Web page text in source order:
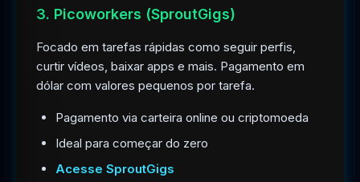
3. Picoworkers (SproutGigs)
Focado em tarefas rápidas como seguir perfis,
curtir vídeos, baixar apps e mais. Pagamento em
dólar com valores pequenos por tarefa.
Pagamento via carteira online ou criptomoeda
Ideal para começar do zero
Acesse SproutGigs